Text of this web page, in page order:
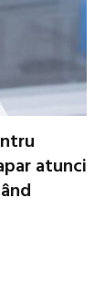
atunci